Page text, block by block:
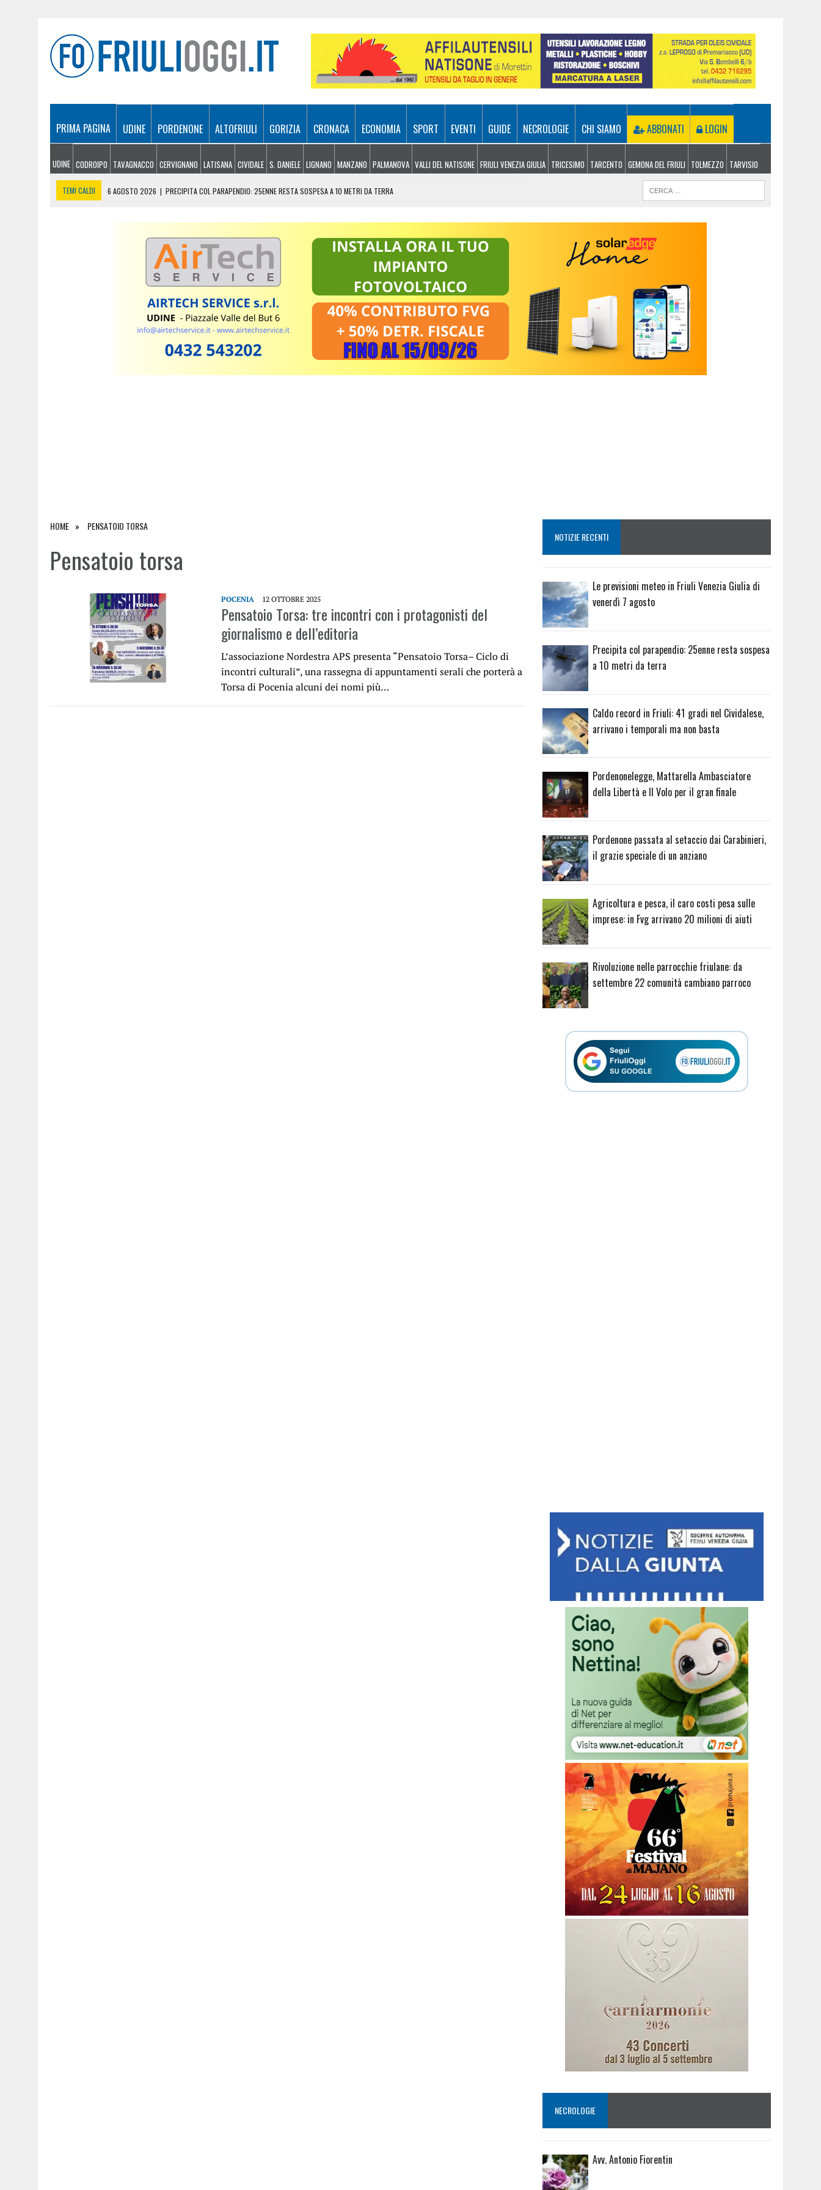
PRIMA PAGINA UDINE PORDENONE ALTOFRIULI GORIZIA CRONACA ECONOMIA SPORT EVENTI GUIDE NECROLOGIE CHI SIAMO ABBONATI LOGIN
UDINE CODROIPO TAVAGNACCO CERVIGNANO LATISANA CIVIDALE S. DANIELE LIGNANO MANZANO PALMANOVA VALLI DEL NATISONE FRIULI VENEZIA GIULIA TRICESIMO TARCENTO GEMONA DEL FRIULI TOLMEZZO TARVISIO
TEMI CALDI 6 AGOSTO 2026 | PRECIPITA COL PARAPENDIO: 25ENNE RESTA SOSPESA A 10 METRI DA TERRA
PORDENONE PASSATA AL SETACCIO DAI CARABINIERI, IL GRAZIE SPECIALE DI UN ANZIANO
LE PREVISIONI METEO IN FRIULI VENEZIA GIULIA DI VENERDÌ 7 AGOSTO
HOME PENSATOIO TORSA
Pensatoio torsa
POCENIA 12 OTTOBRE 2025
Pensatoio Torsa: tre incontri con i protagonisti del
giornalismo e dell’editoria
L’associazione Nordestra APS presenta “Pensatoio Torsa– Ciclo di
incontri culturali”, una rassegna di appuntamenti serali che porterà a
Torsa di Pocenia alcuni dei nomi più…
NOTIZIE RECENTI
Le previsioni meteo in Friuli Venezia Giulia di
venerdì 7 agosto
Precipita col parapendio: 25enne resta sospesa
a 10 metri da terra
Caldo record in Friuli: 41 gradi nel Cividalese,
arrivano i temporali ma non basta
Pordenonelegge, Mattarella Ambasciatore
della Libertà e Il Volo per il gran finale
Pordenone passata al setaccio dai Carabinieri,
il grazie speciale di un anziano
Agricoltura e pesca, il caro costi pesa sulle
imprese: in Fvg arrivano 20 milioni di aiuti
Rivoluzione nelle parrocchie friulane: da
settembre 22 comunità cambiano parroco
NECROLOGIE
Avv. Antonio Fiorentin